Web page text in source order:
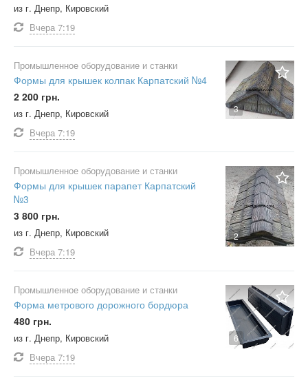
из г. Днепр, Кировский
Вчера 7:19
3
Промышленное оборудование и станки
Формы для крышек колпак Карпатский №4
2 200 грн.
из г. Днепр, Кировский
Вчера 7:19
2
Промышленное оборудование и станки
Формы для крышек парапет Карпатский
№3
3 800 грн.
из г. Днепр, Кировский
Вчера 7:19
6
Промышленное оборудование и станки
Форма метрового дорожного бордюра
480 грн.
из г. Днепр, Кировский
Вчера 7:19